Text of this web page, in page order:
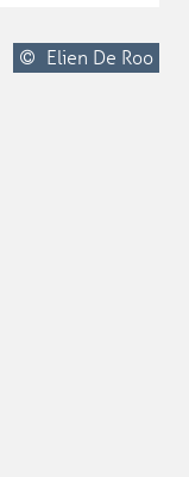
Elien De Roo